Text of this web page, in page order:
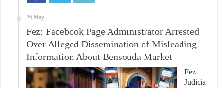
26 May
Fez: Facebook Page Administrator Arrested
Over Alleged Dissemination of Misleading
Information About Bensouda Market
Fez –
Judicia